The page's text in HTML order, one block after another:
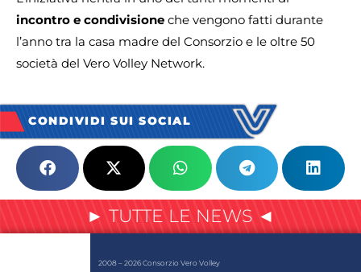
incontro e condivisione che vengono fatti durante
l’anno tra la casa madre del Consorzio e le oltre 50
società del Vero Volley Network.
CONDIVIDI SUI SOCIAL
► TUTTE LE NEWS ◄
2008 – 2026 Consorzio Vero Volley